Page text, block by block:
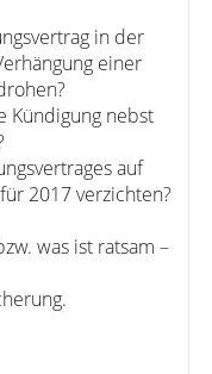
in der
einer
Kündigung nebst
auf
2017 verzichten?
was ist ratsam –